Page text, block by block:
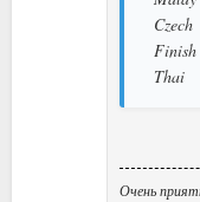
Czech
Finish
Thai
Очень